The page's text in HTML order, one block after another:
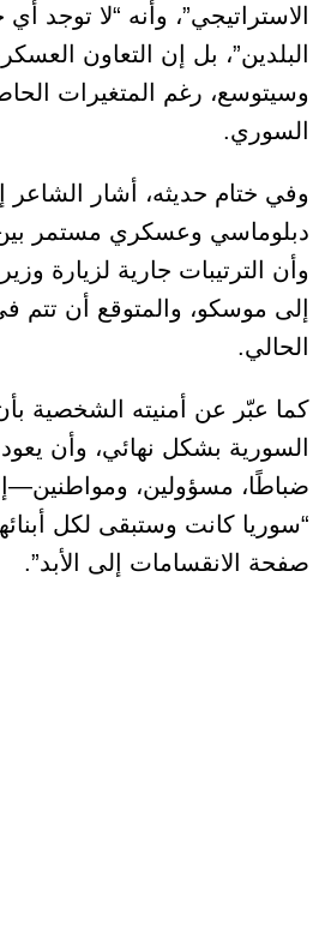
الاستراتيجي”، وأنه “لا توجد
البلدين”، بل إن التعاون
وسيتوسع، رغم المتغيرات
السوري.
وفي ختام حديثه، أشار
دبلوماسي وعسكري مستمر
وأن الترتيبات جارية لزيارة
إلى موسكو، والمتوقع أن تتم
الحالي.
كما عبّر عن أمنيته الشخصية
السورية بشكل نهائي، وأن
ضباطًا، مسؤولين،
“سوريا كانت وستبقى لكل
صفحة الانقسامات إلى الأبد”.